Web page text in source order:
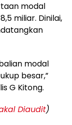
modal
miliar. Dinilai,
modal
besar,”
G Kitong.
Diaudit)